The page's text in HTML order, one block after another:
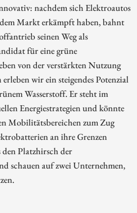
nachdem sich Elektroautos
Markt erkämpft haben, bahnt
seinen Weg als
für eine grüne
von der verstärkten Nutzung
wir ein steigendes Potenzial
Wasserstoff. Er steht im
Energiestrategien und könnte
Mobilitätsbereichen zum Zug
an ihre Grenzen
den Platzhirsch der
schauen auf zwei Unternehmen,